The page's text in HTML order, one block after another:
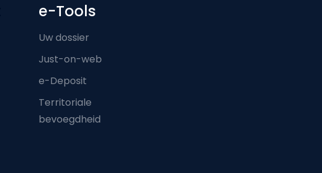
e-Tools
Uw dossier
Just-on-web
e-Deposit
Territoriale
bevoegdheid